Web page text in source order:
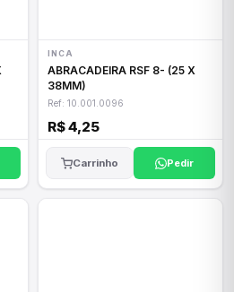
INCA
ABRACADEIRA RSF 8- (25 X
38MM)
Ref: 10.001.0096
R$ 4,25
Carrinho Pedir